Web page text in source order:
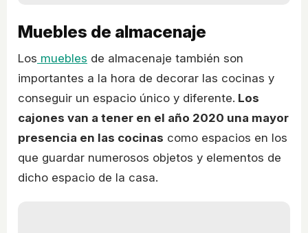
Muebles de almacenaje
Los muebles de almacenaje también son
importantes a la hora de decorar las cocinas y
conseguir un espacio único y diferente. Los
cajones van a tener en el año 2020 una mayor
presencia en las cocinas como espacios en los
que guardar numerosos objetos y elementos de
dicho espacio de la casa.